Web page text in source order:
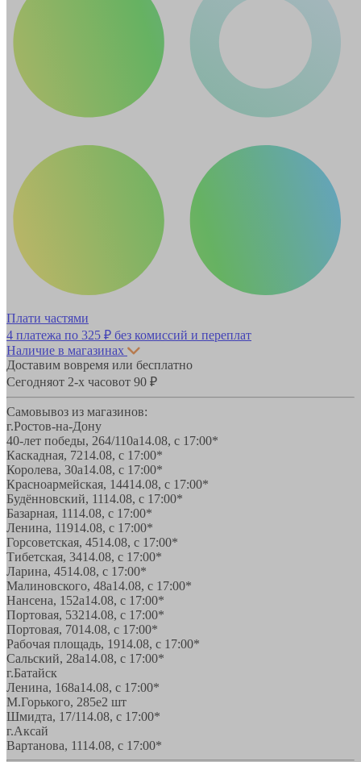
Плати частями
4 платежа по 325 ₽ без комиссий и переплат
Наличие в магазинах
Доставим вовремя или бесплатно
Сегодняот 2-х часовот 90 ₽
Самовывоз из магазинов:
г.Ростов-на-Дону
40-лет победы, 264/110а14.08, с 17:00*
Каскадная, 7214.08, с 17:00*
Королева, 30а14.08, с 17:00*
Красноармейская, 14414.08, с 17:00*
Будённовский, 1114.08, с 17:00*
Базарная, 1114.08, с 17:00*
Ленина, 11914.08, с 17:00*
Горсоветская, 4514.08, с 17:00*
Тибетская, 3414.08, с 17:00*
Ларина, 4514.08, с 17:00*
Малиновского, 48а14.08, с 17:00*
Нансена, 152а14.08, с 17:00*
Портовая, 53214.08, с 17:00*
Портовая, 7014.08, с 17:00*
Рабочая площадь, 1914.08, с 17:00*
Сальский, 28a14.08, с 17:00*
г.Батайск
Ленина, 168а14.08, с 17:00*
М.Горького, 285е2 шт
Шмидта, 17/114.08, с 17:00*
г.Аксай
Вартанова, 1114.08, с 17:00*